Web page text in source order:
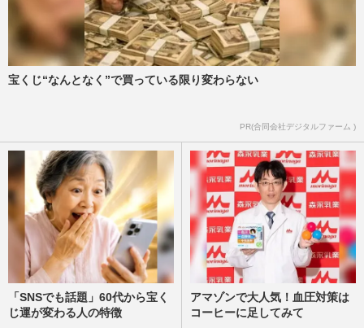
宝くじ“なんとなく”で買っている限り変わらない
PR(合同会社デジタルファーム )
「SNSでも話題」60代から宝く
じ運が変わる人の特徴
アマゾンで大人気！血圧対策は
コーヒーに足してみて